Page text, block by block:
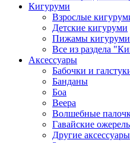
Кигуруми
Взрослые
Детские кигуруми
Пижамы кигуруми
Все из раздела
Аксессуары
Бабочки и
Банданы
Боа
Веера
Волшебные
Гавайские
Другие аксессуары